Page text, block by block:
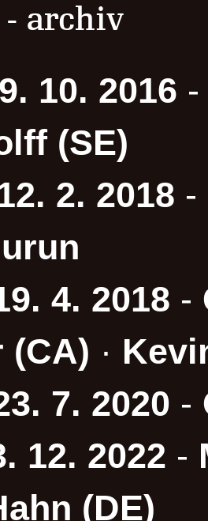
archiv
10. 2016
(SE)
2. 2018 -
4. 2018 -
(CA) ·
7. 2020 -
12. 2022 -
(DE)